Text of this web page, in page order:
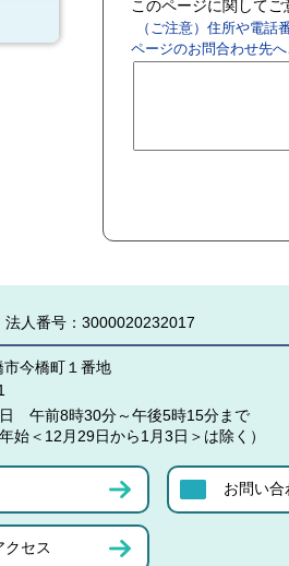
このページに関してご
（ご注意）住所や電
ページのお問合わせ先へ
法人番号：3000020232017
今橋町１番地
午前8時30分～午後5時15分まで
始＜12月29日から1月3日＞は除く）
お問い合
クセス